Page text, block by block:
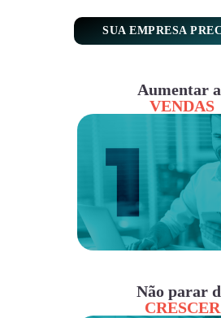
SUA EMPRESA
Aumentar
VENDAS
Não parar
CRESCER